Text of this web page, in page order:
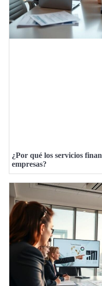
¿Por qué los servicios
empresas?